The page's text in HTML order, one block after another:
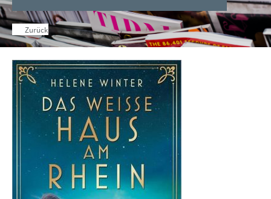
Zurück